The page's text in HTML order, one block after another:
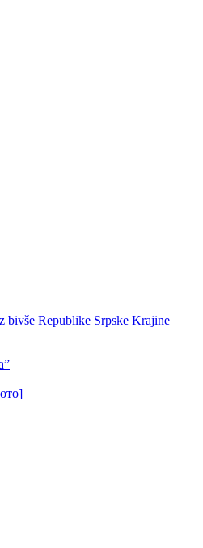
bivše Republike Srpske Krajine